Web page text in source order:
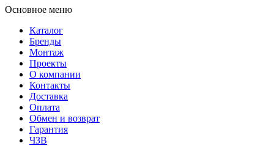
Основное меню
Каталог
Бренды
Монтаж
Проекты
О компании
Контакты
Доставка
Оплата
Обмен и возврат
Гарантия
ЧЗВ